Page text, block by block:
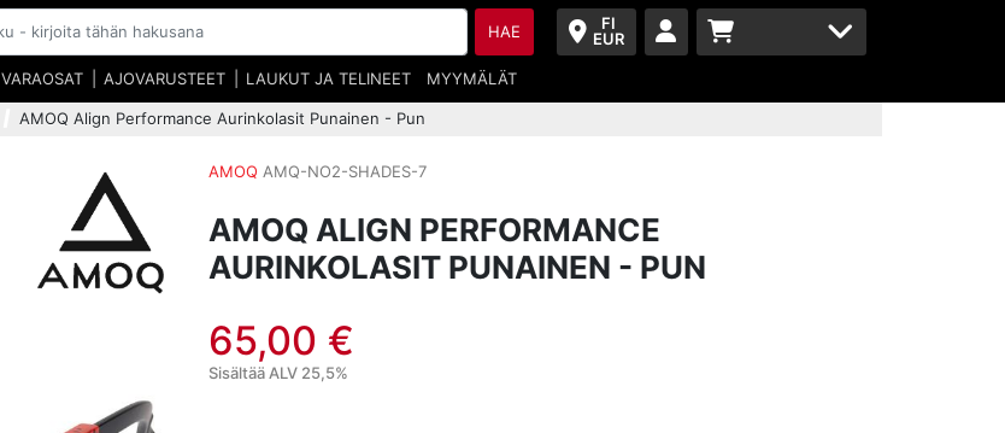
FI
EUR
HAE
VARAOSAT AJOVARUSTEET LAUKUT JA TELINEET MYYMÄLÄT
AMOQ Align Performance Aurinkolasit Punainen - Pun
AMOQ AMQ-NO2-SHADES-7
AMOQ ALIGN PERFORMANCE
AURINKOLASIT PUNAINEN - PUN
65,00 €
Sisältää ALV 25,5%